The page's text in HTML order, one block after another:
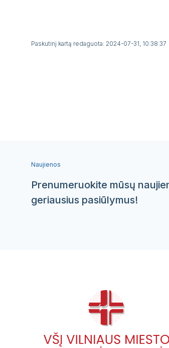
Paskutinį kartą redaguota: 2024-07-31, 10:38:37
Naujienos
Prenumeruokite mūsų
geriausius pasiūlymus!